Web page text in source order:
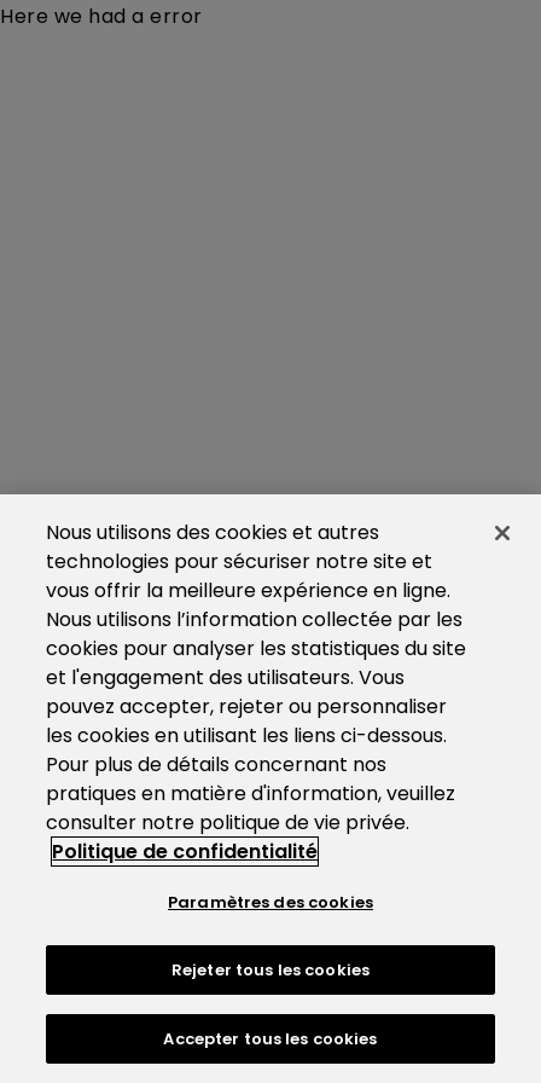
Here we had a error
Nous utilisons des cookies et autres
technologies pour sécuriser notre site et
vous offrir la meilleure expérience en ligne.
Nous utilisons l’information collectée par les
cookies pour analyser les statistiques du site
et l'engagement des utilisateurs. Vous
pouvez accepter, rejeter ou personnaliser
les cookies en utilisant les liens ci-dessous.
Pour plus de détails concernant nos
pratiques en matière d'information, veuillez
consulter notre politique de vie privée.
Politique de confidentialité
Paramètres des cookies
Rejeter tous les cookies
Accepter tous les cookies